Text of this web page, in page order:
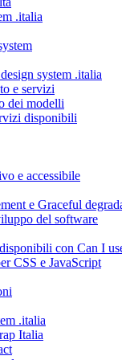
.italia
system .italia
e servizi
dei modelli
disponibili
e accessibile
e Graceful
del software
con Can I
CSS e JavaScript
.italia
Italia